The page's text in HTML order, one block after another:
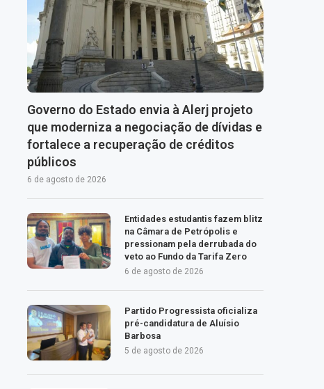
Governo do Estado envia à Alerj projeto
que moderniza a negociação de dívidas e
fortalece a recuperação de créditos
públicos
6 de agosto de 2026
Entidades estudantis fazem blitz
na Câmara de Petrópolis e
pressionam pela derrubada do
veto ao Fundo da Tarifa Zero
6 de agosto de 2026
Partido Progressista oficializa
pré-candidatura de Aluísio
Barbosa
5 de agosto de 2026